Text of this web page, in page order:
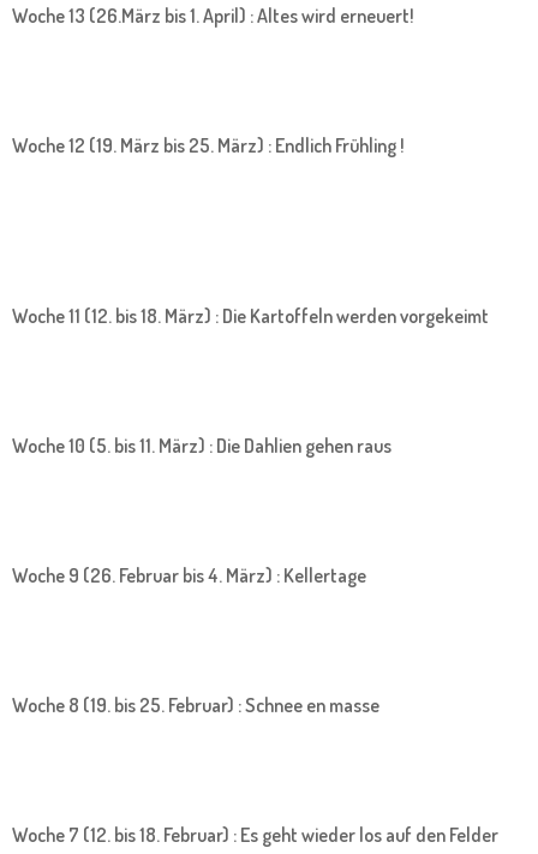
Woche 13 (26.März bis 1. April) : Altes wird erneuert!
Woche 12 (19. März bis 25. März) : Endlich Frühling !
Woche 11 (12. bis 18. März) : Die Kartoffeln werden vorgekeimt
Woche 10 (5. bis 11. März) : Die Dahlien gehen raus
Woche 9 (26. Februar bis 4. März) : Kellertage
Woche 8 (19. bis 25. Februar) : Schnee en masse
Woche 7 (12. bis 18. Februar) : Es geht wieder los auf den Felder